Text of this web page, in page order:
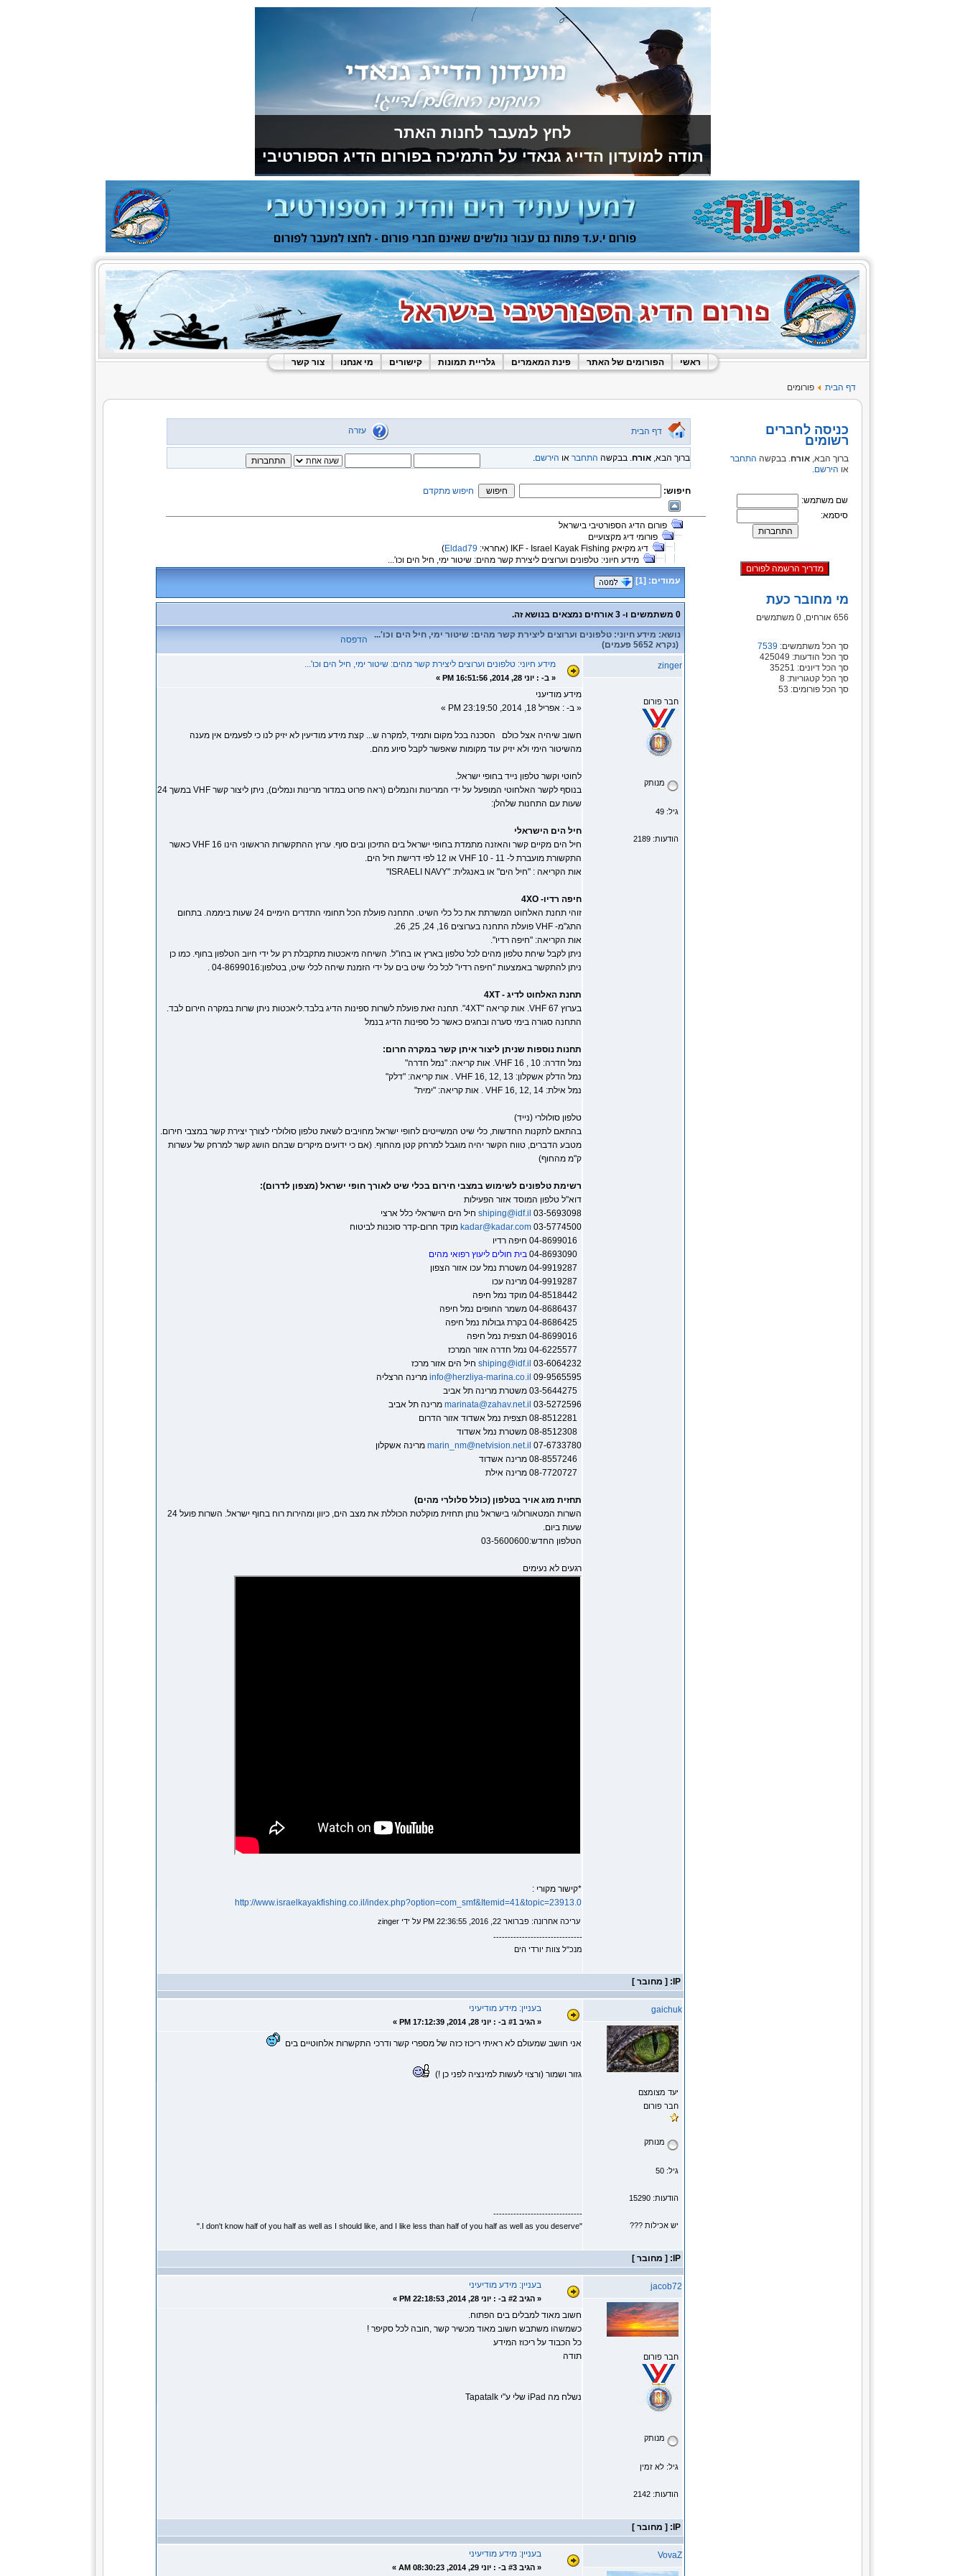
לחץ למעבר לחנות האתר
תודה למועדון הדייג גנאדי על התמיכה בפורום הדיג הספורטיבי
ראשי הפורומים של האתר פינת המאמרים גלריית תמונות קישורים מי אנחנו צור קשר
דף הבית פורומים
כניסה לחברים
רשומים
ברוך הבא, אורח. בבקשה התחבר
או הירשם.
שם משתמש:
סיסמא:
מי מחובר כעת
656 אורחים, 0 משתמשים
סך הכל משתמשים: 7539
סך הכל הודעות: 425049
סך הכל דיונים: 35251
סך הכל קטגוריות: 8
סך הכל פורומים: 53
דף הבית עזרה
ברוך הבא, אורח. בבקשה התחבר או הירשם.
חיפוש: חיפוש מתקדם
פורום הדיג הספורטיבי בישראל
פורומי דיג מקצועיים
דיג מקיאק IKF - Israel Kayak Fishing
(אחראי: Eldad79
)
מידע חיוני: טלפונים וערוצים ליצירת קשר מהים: שיטור ימי, חיל הים וכו'...
עמודים: [
1
]
0 משתמשים ו- 3 אורחים נמצאים בנושא זה.
נושא: מידע חיוני: טלפונים וערוצים ליצירת קשר מהים: שיטור ימי, חיל הים וכו'...
(נקרא 5652 פעמים)
הדפסה
zinger
חבר פורום
מנותק
גיל: 49
הודעות: 2189
מידע חיוני: טלפונים וערוצים ליצירת קשר מהים: שיטור ימי, חיל הים וכו'...
« ב- : יוני 28, 2014, 16:51:56 PM »
מידע מודיעני
« ב- : אפריל 18, 2014, 23:19:50 PM »
חשוב שיהיה אצל כולם הסכנה בכל מקום ותמיד ,למקרה ש... קצת מידע מודיעין לא יזיק לנו כי לפעמים אין מענה
מהשיטור הימי ולא יזיק עוד מקומות שאפשר לקבל סיוע מהם.
לחוטי וקשר טלפון נייד בחופי ישראל.
בנוסף לקשר האלחוטי המופעל על ידי המרינות והנמלים (ראה פרוט במדור מרינות ונמלים), ניתן ליצור קשר VHF במשך 24
שעות עם התחנות שלהלן:
חיל הים הישראלי
חיל הים מקיים קשר והאזנה מתמדת בחופי ישראל בים התיכון ובים סוף. ערוץ ההתקשרות הראשוני הינו VHF 16 כאשר
התקשורת מועברת ל- VHF 10 - 11 או 12 לפי דרישת חיל הים.
אות הקריאה : "חיל הים" או באנגלית: "ISRAELI NAVY"
חיפה רדיו- 4XO
זוהי תחנת האלחוט המשרתת את כל כלי השיט. התחנה פועלת הכל תחומי התדרים הימיים 24 שעות ביממה. בתחום
התג"מ- VHF פועלת התחנה בערוצים 16, 24, 25, 26.
אות הקריאה: "חיפה רדיו".
ניתן לקבל שיחת טלפון מהים לכל טלפון בארץ או בחו"ל. השיחה מיאכטות מתקבלת רק על ידי חיוב הטלפון בחוף. כמו כן
ניתן להתקשר באמצעות "חיפה רדיו" לכל כלי שיט בים על ידי הזמנת שיחה לכלי שיט, בטלפון:04-8699016 .
תחנת האלחוט לדיג - 4XT
בערוץ VHF 67. אות קריאה "4XT". תחנה זאת פועלת לשרות ספינות הדיג בלבד.ליאכטות ניתן שרות במקרה חירום לבד.
התחנה סגורה בימי סערה ובחגים כאשר כל ספינות הדיג בנמל
תחנות נוספות שניתן ליצור איתן קשר במקרה חרום:
נמל חדרה: VHF 16 , 10. אות קריאה: "נמל חדרה"
נמל הדלק אשקלון: VHF 16, 12, 13 . אות קריאה: "דלק"
נמל אילת: VHF 16, 12, 14 . אות קריאה: "ימית"
טלפון סולולרי (נייד)
בהתאם לתקנות החדשות, כלי שיט המשייטים לחופי ישראל מחויבים לשאת טלפון סולולרי לצורך יצירת קשר במצבי חירום.
מטבע הדברים, טווח הקשר יהיה מוגבל למרחק קטן מהחוף. (אם כי ידועים מיקרים שבהם הושג קשר למרחק של עשרות
ק"מ מהחוף)
רשימת טלפונים לשימוש במצבי חירום בכלי שיט לאורך חופי ישראל (מצפון לדרום):
דוא"ל טלפון המוסד אזור הפעילות
shiping@idf.il 03-5693098 חיל הים הישראלי כלל ארצי
kadar@kadar.com 03-5774500 מוקד חרום-קדר סוכנות לביטוח
בית חולים ליעוץ רפואי מהים
shiping@idf.il 03-6064232 חיל הים אזור מרכז
info@herzliya-marina.co.il 09-9565595 מרינה הרצליה
marinata@zahav.net.il 03-5272596 מרינה תל אביב
marin_nm@netvision.net.il 07-6733780 מרינה אשקלון
תחזית מזג אויר בטלפון (כולל סלולרי מהים)
השרות המטאורולוגי בישראל נותן תחזית מוקלטת הכוללת את מצב הים, כיוון ומהירות רוח בחוף ישראל. השרות פועל 24
שעות ביום.
הטלפון החדש:03-5600600
רגעים לא נעימים
*קישור מקורי :
http://www.israelkayakfishing.co.il/index.php?option=com_smf&Itemid=41&topic=23913.0
עריכה אחרונה: פברואר 22, 2016, 22:36:55 PM על ידי zinger
-------------------------------
מנכ"ל צוות יורדי הים
gaichuk
יעד מצומצם
חבר פורום
מנותק
גיל: 50
הודעות: 15290
יש אכילות ???
בעניין: מידע מודיעיני
« הגיב #1 ב- : יוני 28, 2014, 17:12:39 PM »
אני חושב שמעולם לא ראיתי ריכוז כזה של מספרי קשר ודרכי התקשרות אלחוטיים בים
גזור ושמור (ורצוי לעשות למינציה לפני כן !)
-------------------------------
"I don't know half of you half as well as I should like, and I like less than half of you half as well as you deserve."
jacob72
חבר פורום
מנותק
גיל: לא זמין
הודעות: 2142
בעניין: מידע מודיעיני
« הגיב #2 ב- : יוני 28, 2014, 22:18:53 PM »
חשוב מאוד למבלים בים הפתוח.
כשמשהו משתבש חשוב מאוד מכשיר קשר ,חובה לכל סקיפר !
כל הכבוד על ריכוז המידע
תודה
נשלח מה iPad שלי ע"י Tapatalk
VovaZ בעניין: מידע מודיעיני
« הגיב #3 ב- : יוני 29, 2014, 08:30:23 AM »